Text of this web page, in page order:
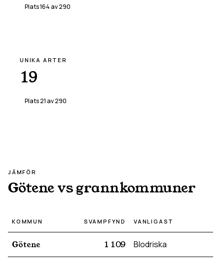
Plats164 av290
UNIKA ARTER
19
Plats21 av290
JÄMFÖR
Götenevs grannkommuner
KOMMUN SVAMPFYND VANLIGAST
Götene 1 109 Blodriska